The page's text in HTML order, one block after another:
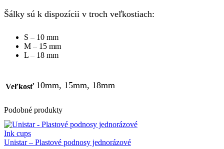
Šálky sú k dispozícii v troch veľkostiach:
S – 10 mm
M – 15 mm
L – 18 mm
Veľkosť 10mm, 15mm, 18mm
Podobné produkty
Ink cups
Unistar – Plastové podnosy jednorázové